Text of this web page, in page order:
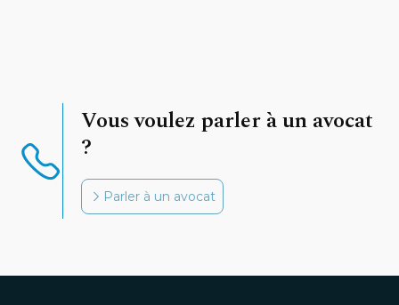
Vous voulez parler à un avocat
?
Parler à un avocat